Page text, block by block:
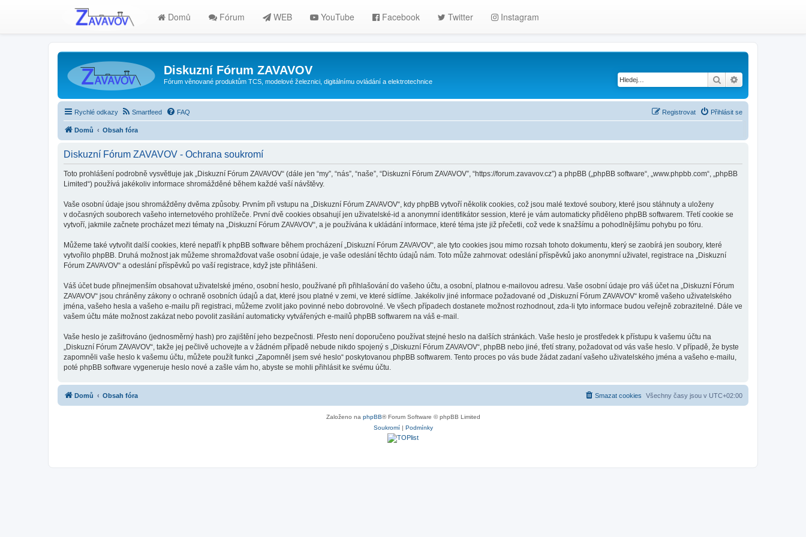
Domů Fórum WEB YouTube Facebook Twitter Instagram
Diskuzní Fórum ZAVAVOV
Fórum věnované produktům TCS, modelové železnici, digitálnímu ovládání a elektrotechnice Hledat
Rychlé odkazy Smartfeed FAQ Přihlásit se
Registrovat
Domů Obsah fóra
Diskuzní Fórum ZAVAVOV - Ochrana soukromí
Toto prohlášení podrobně vysvětluje jak „Diskuzní Fórum ZAVAVOV“ (dále jen “my”, “nás”, “naše”, “Diskuzní Fórum ZAVAVOV”, “https://forum.zavavov.cz”) a phpBB („phpBB software“, „www.phpbb.com“, „phpBB
Limited“) používá jakékoliv informace shromážděné během každé vaší návštěvy.
Vaše osobní údaje jsou shromážděny dvěma způsoby. Prvním při vstupu na „Diskuzní Fórum ZAVAVOV“, kdy phpBB vytvoří několik cookies, což jsou malé textové soubory, které jsou stáhnuty a uloženy
v dočasných souborech vašeho internetového prohlížeče. První dvě cookies obsahují jen uživatelské-id a anonymní identifikátor session, které je vám automaticky přiděleno phpBB softwarem. Třetí cookie se
vytvoří, jakmile začnete procházet mezi tématy na „Diskuzní Fórum ZAVAVOV“, a je používána k ukládání informace, které téma jste již přečetli, což vede k snažšímu a pohodlnějšímu pohybu po fóru.
Můžeme také vytvořit další cookies, které nepatří k phpBB software během procházení „Diskuzní Fórum ZAVAVOV“, ale tyto cookies jsou mimo rozsah tohoto dokumentu, který se zaobírá jen soubory, které
vytvořilo phpBB. Druhá možnost jak můžeme shromažďovat vaše osobní údaje, je vaše odeslání těchto údajů nám. Toto může zahrnovat: odeslání příspěvků jako anonymní uživatel, registrace na „Diskuzní
Fórum ZAVAVOV“ a odeslání příspěvků po vaší registrace, když jste přihlášeni.
Váš účet bude přinejmenším obsahovat uživatelské jméno, osobní heslo, používané při přihlašování do vašeho účtu, a osobní, platnou e-mailovou adresu. Vaše osobní údaje pro váš účet na „Diskuzní Fórum
ZAVAVOV“ jsou chráněny zákony o ochraně osobních údajů a dat, které jsou platné v zemi, ve které sídlíme. Jakékoliv jiné informace požadované od „Diskuzní Fórum ZAVAVOV“ kromě vašeho uživatelského
jména, vašeho hesla a vašeho e-mailu při registraci, můžeme zvolit jako povinné nebo dobrovolné. Ve všech případech dostanete možnost rozhodnout, zda-li tyto informace budou veřejně zobrazitelné. Dále ve
vašem účtu máte možnost zakázat nebo povolit zasílání automaticky vytvářených e-mailů phpBB softwarem na váš e-mail.
Vaše heslo je zašifrováno (jednosměrný hash) pro zajištění jeho bezpečnosti. Přesto není doporučeno používat stejné heslo na dalších stránkách. Vaše heslo je prostředek k přístupu k vašemu účtu na
„Diskuzní Fórum ZAVAVOV“, takže jej pečlivě uchovejte a v žádném případě nebude nikdo spojený s „Diskuzní Fórum ZAVAVOV“, phpBB nebo jiné, třetí strany, požadovat od vás vaše heslo. V případě, že byste
zapomněli vaše heslo k vašemu účtu, můžete použít funkci „Zapomněl jsem své heslo“ poskytovanou phpBB softwarem. Tento proces po vás bude žádat zadaní vašeho uživatelského jména a vašeho e-mailu,
poté phpBB software vygeneruje heslo nové a zašle vám ho, abyste se mohli přihlásit ke svému účtu.
Domů Obsah fóra Všechny časy jsou v UTC+02:00
Smazat cookies
Založeno na phpBB® Forum Software © phpBB Limited
Soukromí| Podmínky